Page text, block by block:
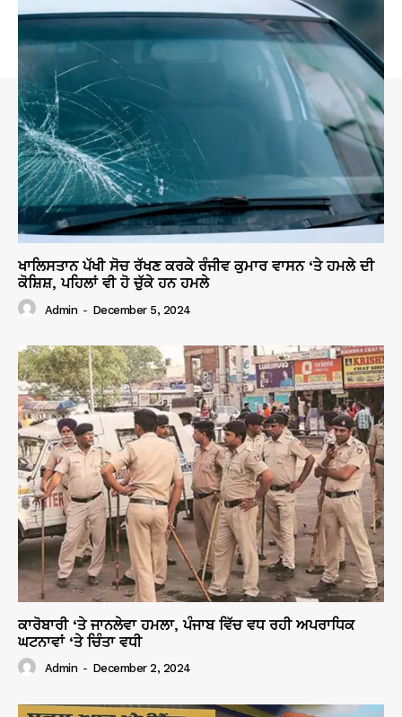
ਖਾਲਿਸਤਾਨ ਪੱਖੀ ਸੋਚ ਰੱਖਣ ਕਰਕੇ ਰੰਜੀਵ ਕੁਮਾਰ ਵਾਸਨ ‘ਤੇ ਹਮਲੇ ਦੀ
ਕੋਸ਼ਿਸ਼, ਪਹਿਲਾਂ ਵੀ ਹੋ ਚੁੱਕੇ ਹਨ ਹਮਲੇ
Admin - December 5, 2024
ਕਾਰੋਬਾਰੀ ‘ਤੇ ਜਾਨਲੇਵਾ ਹਮਲਾ, ਪੰਜਾਬ ਵਿੱਚ ਵਧ ਰਹੀ ਅਪਰਾਧਿਕ
ਘਟਨਾਵਾਂ ‘ਤੇ ਚਿੰਤਾ ਵਧੀ
Admin - December 2, 2024